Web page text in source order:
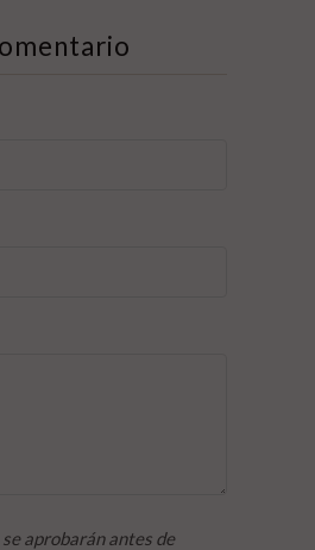
aprobarán antes de